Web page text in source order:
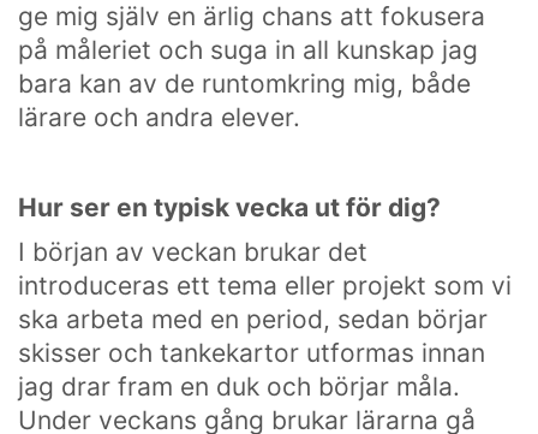
ge mig själv en ärlig chans att fokusera
på måleriet och suga in all kunskap jag
bara kan av de runtomkring mig, både
lärare och andra elever.
Hur ser en typisk vecka ut för dig?
I början av veckan brukar det
introduceras ett tema eller projekt som vi
ska arbeta med en period, sedan börjar
skisser och tankekartor utformas innan
jag drar fram en duk och börjar måla.
Under veckans gång brukar lärarna gå